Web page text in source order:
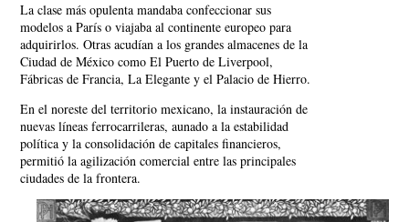
La clase más opulenta mandaba confeccionar sus
modelos a París o viajaba al continente europeo para
adquirirlos. Otras acudían a los grandes almacenes de la
Ciudad de México como El Puerto de Liverpool,
Fábricas de Francia, La Elegante y el Palacio de Hierro.
En el noreste del territorio mexicano, la instauración de
nuevas líneas ferrocarrileras, aunado a la estabilidad
política y la consolidación de capitales financieros,
permitió la agilización comercial entre las principales
ciudades de la frontera.